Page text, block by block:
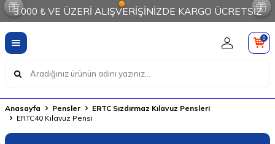
3.000 ₺ VE ÜZERİ ALIŞVERİŞİNİZDE KARGO ÜCRETSİZ
0
Anasayfa Pensler
ERTC Sızdırmaz Kılavuz Pensleri
ERTC40 Kılavuz Pensi